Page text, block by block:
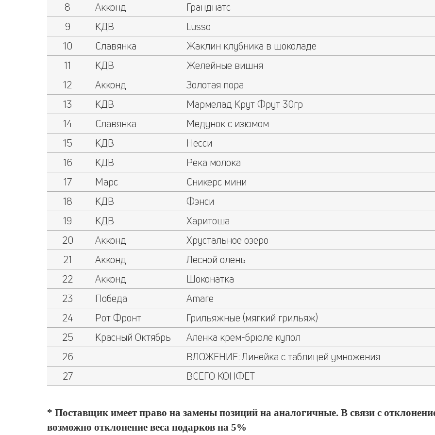
8
Акконд Гранднатс
9
КДВ Lusso
10
Славянка Жаклин клубника в шоколаде
11
КДВ Желейные вишня
12
Акконд Золотая пора
13
КДВ Мармелад Крут Фрут 30гр
14
Славянка Медунок с изюмом
15
КДВ Несси
16
КДВ Река молока
17
Марс Сникерс мини
18
КДВ Фэнси
19
КДВ Харитоша
20
Акконд Хрустальное озеро
21
Акконд Лесной олень
22
Акконд Шоконатка
23
Победа Amare
24
Рот Фронт Грильяжные (мягкий грильяж)
25
Красный Октябрь Аленка крем-брюле купол
26
ВЛОЖЕНИЕ: Линейка с таблицей умножения
27
ВСЕГО КОНФЕТ
* Поставщик имеет право на замены позиций на аналогичные. В связи с
возможно отклонение веса подарков на 5%